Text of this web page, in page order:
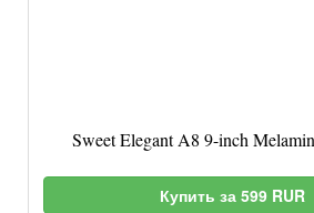
Sweet Elegant A8 9-inch
Купить за 599 RUR